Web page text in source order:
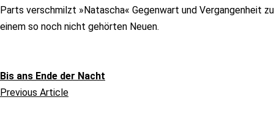
Parts verschmilzt »Natascha« Gegenwart und Vergangenheit zu
einem so noch nicht gehörten Neuen.
Bis ans Ende der Nacht
Previous Article